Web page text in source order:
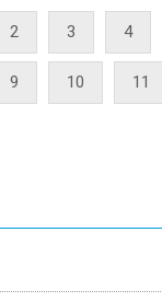
2 3 4
9 10 11